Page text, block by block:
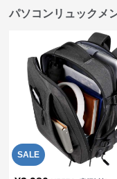
パソコンリュックメ
SALE